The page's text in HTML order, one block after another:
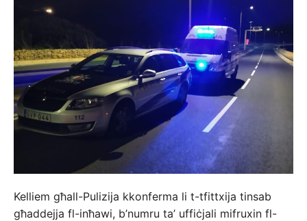
Kelliem għall-Pulizija kkonferma li t-tfittxija tinsab
għaddejja fl-inħawi, b’numru ta’ uffiċjali mifruxin fl-